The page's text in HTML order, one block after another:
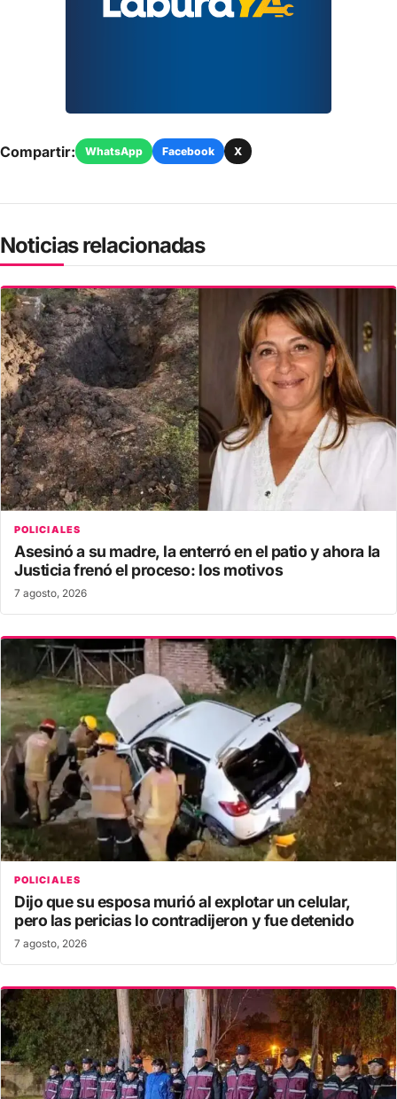
Compartir: WhatsApp Facebook X
Noticias relacionadas
POLICIALES
Asesinó a su madre, la enterró en el patio y ahora la
Justicia frenó el proceso: los motivos
7 agosto, 2026
POLICIALES
Dijo que su esposa murió al explotar un celular,
pero las pericias lo contradijeron y fue detenido
7 agosto, 2026